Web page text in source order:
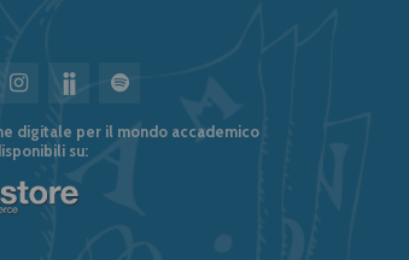
digitale per il mondo accademico
su: